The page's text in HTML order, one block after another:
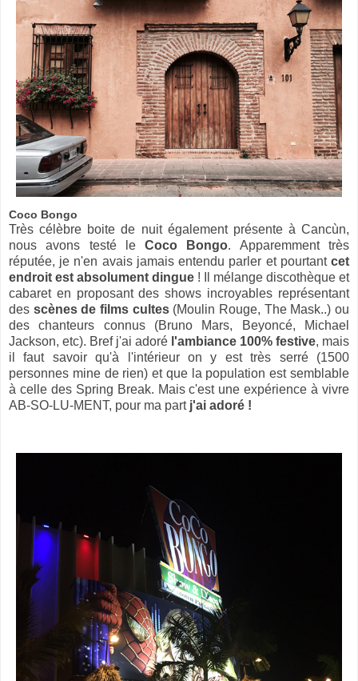
Coco Bongo
Très célèbre boite de nuit également présente à Cancùn,
nous avons testé leCoco Bongo. Apparemment très
réputée, je n'en avais jamais entendu parler et pourtant cet
endroit est absolument dingue ! Il mélange discothèque et
cabaret en proposant des shows incroyables représentant
des scènes de films cultes(Moulin Rouge, The Mask..) ou
des chanteurs connus (Bruno Mars, Beyoncé, Michael
Jackson, etc). Bref j'ai adoré l'ambiance 100% festive, mais
il faut savoir qu'à l'intérieur on y est très serré (1500
personnes mine de rien) et que la population est semblable
à celle des Spring Break. Mais c'est une expérience à vivre
AB-SO-LU-MENT, pour ma part j'ai adoré !